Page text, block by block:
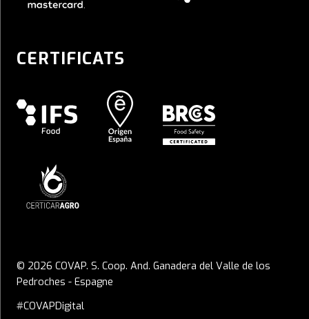
CERTIFICATS
© 2026 COVAP. S. Coop. And. Ganadera del Valle de los
Pedroches - Espagne
#COVAPDigital